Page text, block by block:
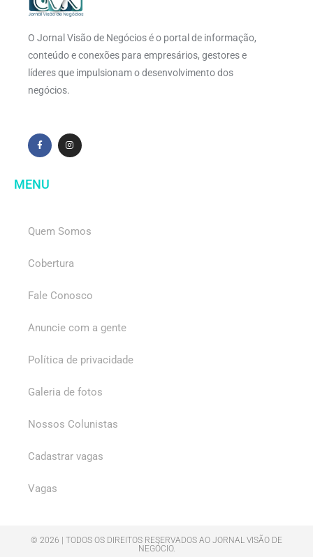
O Jornal Visão de Negócios é o portal de informação,
conteúdo e conexões para empresários, gestores e
líderes que impulsionam o desenvolvimento dos
negócios.
MENU
Quem Somos
Cobertura
Fale Conosco
Anuncie com a gente
Política de privacidade
Galeria de fotos
Nossos Colunistas
Cadastrar vagas
Vagas
© 2026 | TODOS OS DIREITOS RESERVADOS AO JORNAL VISÃO DE
NEGÓCIO.